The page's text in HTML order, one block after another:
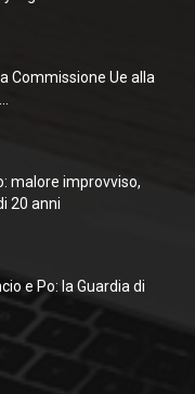
Commissione Ue alla
malore improvviso,
20 anni
e Po: la Guardia di